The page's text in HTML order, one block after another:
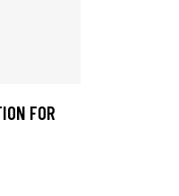
FOR